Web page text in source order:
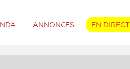
ANNONCES EN DIRECT